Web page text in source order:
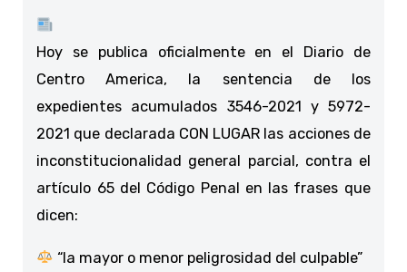
Hoy se publica oficialmente en el Diario de
Centro America, la sentencia de los
expedientes acumulados 3546-2021 y 5972-
2021 que declarada CON LUGAR las acciones de
inconstitucionalidad general parcial, contra el
artículo 65 del Código Penal en las frases que
dicen:
“la mayor o menor peligrosidad del culpable”